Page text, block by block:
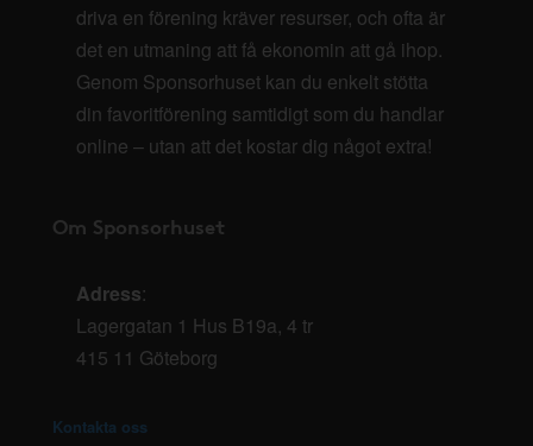
driva en förening kräver resurser, och ofta är
det en utmaning att få ekonomin att gå ihop.
Genom Sponsorhuset kan du enkelt stötta
din favoritförening samtidigt som du handlar
online – utan att det kostar dig något extra!
Om Sponsorhuset
Adress:
Lagergatan 1 Hus B19a, 4 tr
415 11 Göteborg
Kontakta oss